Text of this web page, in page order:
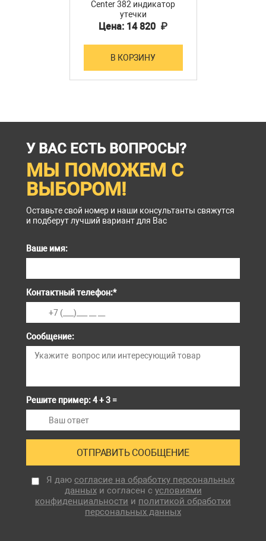
Center 382 индикатор
утечки
Цена: 14 820 ₽
В КОРЗИНУ
У ВАС ЕСТЬ ВОПРОСЫ?
МЫ ПОМОЖЕМ С
ВЫБОРОМ!
Оставьте свой номер и наши консультанты свяжутся
и подберут лучший вариант для Вас
Ваше имя:
Контактный телефон:*
Сообщение:
Решите пример: 4 + 3 =
Я даю согласие на обработку персональных
данныхи согласен с условиями
конфиденциальности и политикой обработки
персональных данных